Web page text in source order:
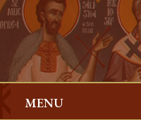
MENU